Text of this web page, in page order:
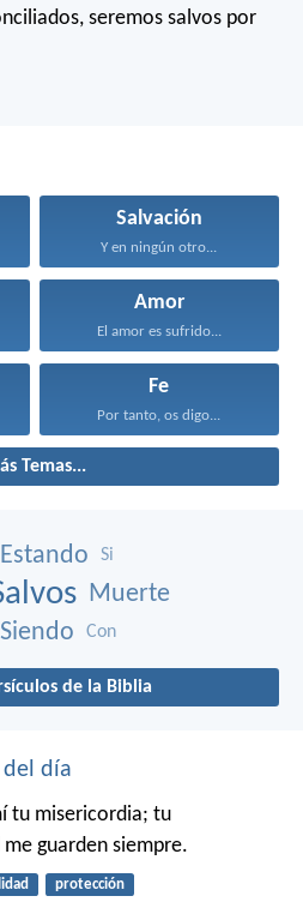
seremos salvos por
Salvación
Y en ningún otro...
Amor
El amor es sufrido...
Fe
Por tanto, os digo...
Temas...
Estando Si
Muerte
Siendo Con
de la Biblia
día
tu misericordia; tu
guarden siempre.
protección